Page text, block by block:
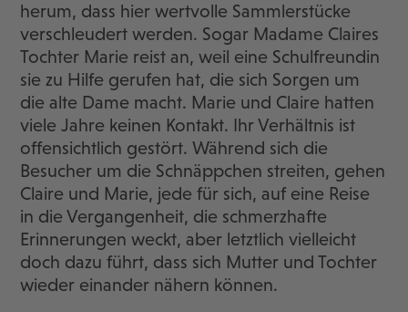
herum, dass hier wertvolle Sammlerstücke
verschleudert werden. Sogar Madame Claires
Tochter Marie reist an, weil eine Schulfreundin
sie zu Hilfe gerufen hat, die sich Sorgen um
die alte Dame macht. Marie und Claire hatten
viele Jahre keinen Kontakt. Ihr Verhältnis ist
offensichtlich gestört. Während sich die
Besucher um die Schnäppchen streiten, gehen
Claire und Marie, jede für sich, auf eine Reise
in die Vergangenheit, die schmerzhafte
Erinnerungen weckt, aber letztlich vielleicht
doch dazu führt, dass sich Mutter und Tochter
wieder einander nähern können.